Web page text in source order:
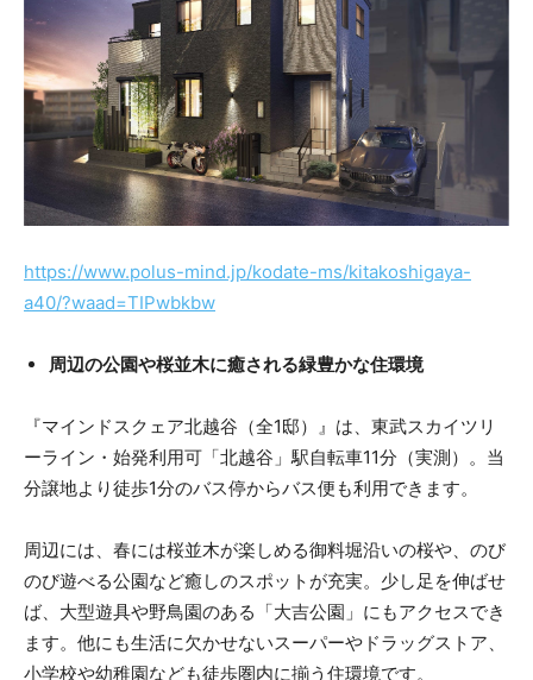
https://www.polus-mind.jp/kodate-ms/kitakoshigaya-
a40/?waad=TIPwbkbw
周辺の公園や桜並木に癒される緑豊かな住環境
『マインドスクェア北越谷（全1邸）』は、東武スカイツリ
ーライン・始発利用可「北越谷」駅自転車11分（実測）。当
分譲地より徒歩1分のバス停からバス便も利用できます。
周辺には、春には桜並木が楽しめる御料堀沿いの桜や、のび
のび遊べる公園など癒しのスポットが充実。少し足を伸ばせ
ば、大型遊具や野鳥園のある「大吉公園」にもアクセスでき
ます。他にも生活に欠かせないスーパーやドラッグストア、
小学校や幼稚園なども徒歩圏内に揃う住環境です。